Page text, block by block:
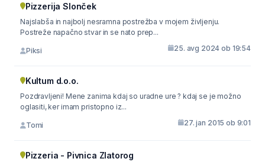
Pizzerija Slonček
Najslabša in najbolj nesramna postrežba v mojem življenju.
Postreže napačno stvar in se nato prep...
Piksi 25. avg 2024 ob 19:54
Kultum d.o.o.
Pozdravljeni! Mene zanima kdaj so uradne ure ? kdaj se je možno
oglasiti, ker imam pristopno iz...
Tomi 27. jan 2015 ob 9:01
Pizzeria - Pivnica Zlatorog